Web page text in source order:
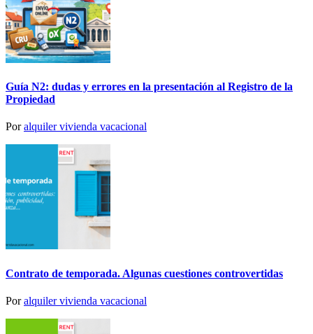
Guía N2: dudas y errores en la presentación al Registro de la
Propiedad
Poralquiler vivienda vacacional
Contrato de temporada. Algunas cuestiones controvertidas
Poralquiler vivienda vacacional